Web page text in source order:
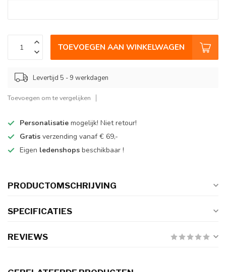
TOEVOEGEN AAN WINKELWAGEN
Levertijd 5 - 9 werkdagen
Toevoegen om te vergelijken
Personalisatie mogelijk! Niet retour!
Gratis verzending vanaf € 69,-
Eigen ledenshops beschikbaar !
PRODUCTOMSCHRIJVING
SPECIFICATIES
REVIEWS